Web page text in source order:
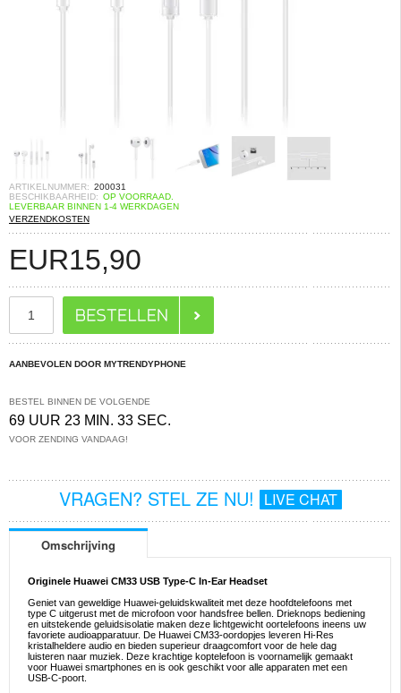
ARTIKELNUMMER: 200031
BESCHIKBAARHEID: OP VOORRAAD.
LEVERBAAR BINNEN 1-4 WERKDAGEN
VERZENDKOSTEN
EUR15,90
AANBEVOLEN DOOR MYTRENDYPHONE
BESTEL BINNEN DE VOLGENDE
69 UUR 23 MIN. 33 SEC.
VOOR ZENDING VANDAAG!
VRAGEN? STEL ZE NU! LIVE CHAT
Omschrijving
Originele Huawei CM33 USB Type-C In-Ear Headset
Geniet van geweldige Huawei-geluidskwaliteit met deze hoofdtelefoons met
type C uitgerust met de microfoon voor handsfree bellen. Drieknops bediening
en uitstekende geluidsisolatie maken deze lichtgewicht oortelefoons ineens uw
favoriete audioapparatuur. De Huawei CM33-oordopjes leveren Hi-Res
kristalheldere audio en bieden superieur draagcomfort voor de hele dag
luisteren naar muziek. Deze krachtige koptelefoon is voornamelijk gemaakt
voor Huawei smartphones en is ook geschikt voor alle apparaten met een
USB-C-poort.